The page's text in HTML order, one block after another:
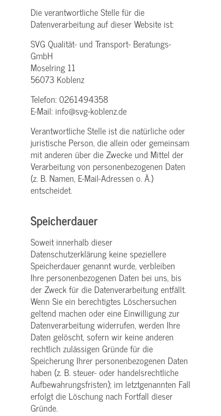
Die verantwortliche Stelle für die
Datenverarbeitung auf dieser Website ist:
SVG Qualität- und Transport- Beratungs-
GmbH
Moselring 11
56073 Koblenz
Telefon: 0261494358
E-Mail: info@svg-koblenz.de
Verantwortliche Stelle ist die natürliche oder
juristische Person, die allein oder gemeinsam
mit anderen über die Zwecke und Mittel der
Verarbeitung von personenbezogenen Daten
(z. B. Namen, E-Mail-Adressen o. Ä.)
entscheidet.
Speicherdauer
Soweit innerhalb dieser
Datenschutzerklärung keine speziellere
Speicherdauer genannt wurde, verbleiben
Ihre personenbezogenen Daten bei uns, bis
der Zweck für die Datenverarbeitung entfällt.
Wenn Sie ein berechtigtes Löschersuchen
geltend machen oder eine Einwilligung zur
Datenverarbeitung widerrufen, werden Ihre
Daten gelöscht, sofern wir keine anderen
rechtlich zulässigen Gründe für die
Speicherung Ihrer personenbezogenen Daten
haben (z. B. steuer- oder handelsrechtliche
Aufbewahrungsfristen); im letztgenannten Fall
erfolgt die Löschung nach Fortfall dieser
Gründe.